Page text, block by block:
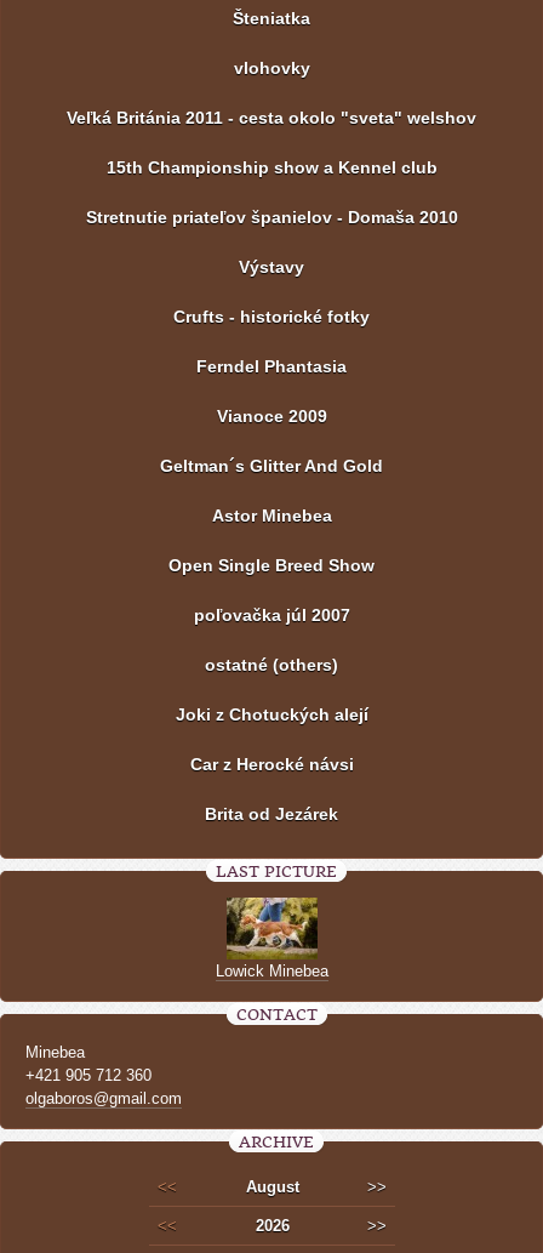
Šteniatka
vlohovky
Veľká Británia 2011 - cesta okolo "sveta" welshov
15th Championship show a Kennel club
Stretnutie priateľov španielov - Domaša 2010
Výstavy
Crufts - historické fotky
Ferndel Phantasia
Vianoce 2009
Geltman´s Glitter And Gold
Astor Minebea
Open Single Breed Show
poľovačka júl 2007
ostatné (others)
Joki z Chotuckých alejí
Car z Herocké návsi
Brita od Jezárek
LAST PICTURE
Lowick Minebea
CONTACT
Minebea
+421 905 712 360
olgaboros@gmail.com
ARCHIVE
<< August >>
<< 2026 >>